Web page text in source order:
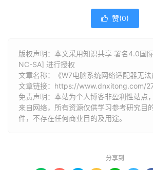
 赞(0)
版权声明：本文采用知识共享 署名4.0国
NC-SA] 进行授权
文章名称：《W7电脑系统网络适配器无法
文章链接： https://www.dnxitong.com/
免责声明：本站为个人博客非盈利性站点
来自网络，所有资源仅供学习参考研究目
件，不存在任何商业目的及用途。
分享到